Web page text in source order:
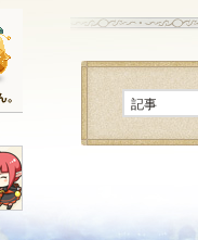
毎週水曜日 10:30